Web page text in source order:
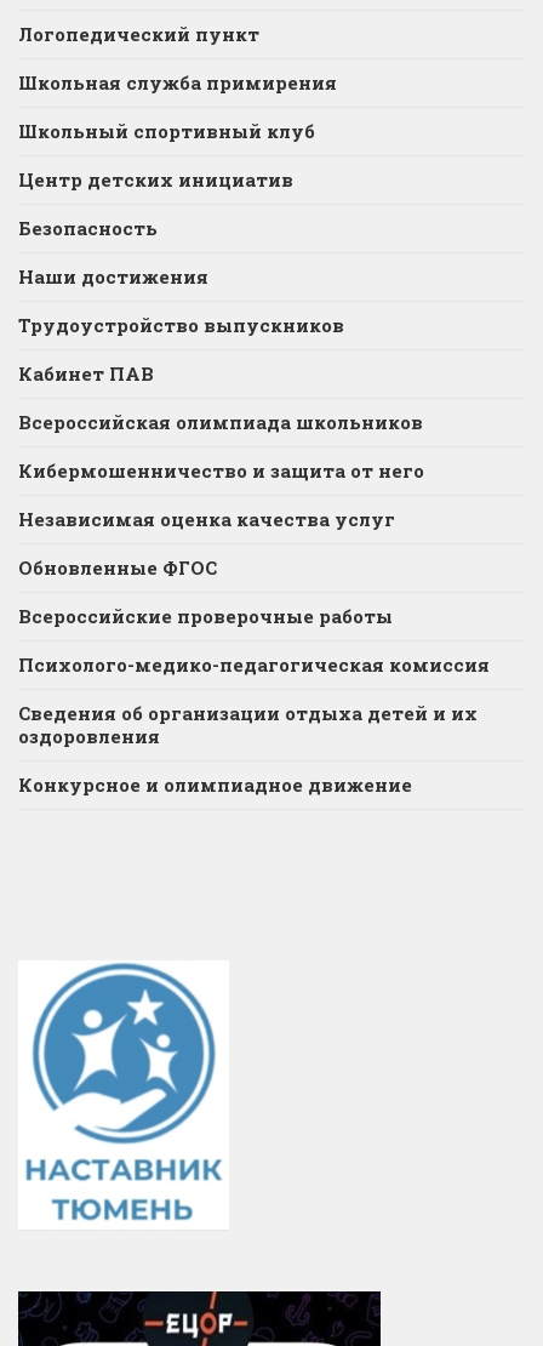
Логопедический пункт
Школьная служба примирения
Школьный спортивный клуб
Центр детских инициатив
Безопасность
Наши достижения
Трудоустройство выпускников
Кабинет ПАВ
Всероссийская олимпиада школьников
Кибермошенничество и защита от него
Независимая оценка качества услуг
Обновленные ФГОС
Всероссийские проверочные работы
Психолого-медико-педагогическая комиссия
Сведения об организации отдыха детей и их
оздоровления
Конкурсное и олимпиадное движение